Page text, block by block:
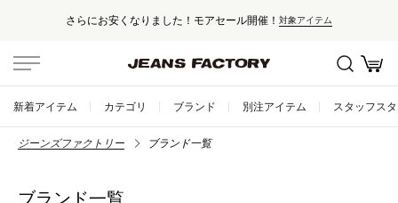
さらにお安くなりました！モアセール開催！ 対象アイテム
新着アイテム カテゴリ ブランド 別注アイテム スタッフス
ジーンズファクトリー ブランド一覧
ブランド一覧